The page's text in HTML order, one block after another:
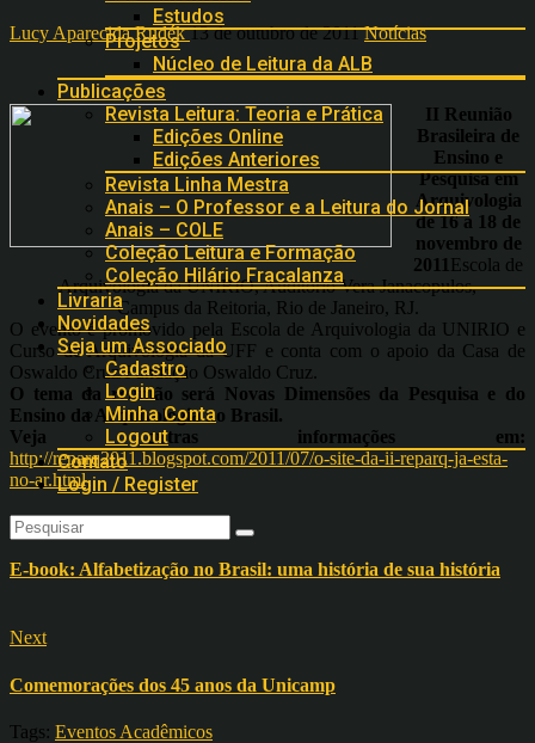
Estudos
Projetos
Núcleo de Leitura da ALB
Publicações
Revista Leitura: Teoria e Prática
Edições Online
Edições Anteriores
Revista Linha Mestra
Anais – O Professor e a Leitura do Jornal
Anais – COLE
Coleção Leitura e Formação
Coleção Hilário Fracalanza
Livraria
Novidades
Seja um Associado
Cadastro
Login
Minha Conta
Logout
Contato
Login / Register
Lucy Aparecida Rudék13 de outubro de 2011 Notícias
II Reunião
Brasileira de
Ensino e
Pesquisa em
Arquivologia
de 16 a 18 de
novembro de
2011 Escola de
Arquivologia da UNIRIO, Auditório Vera Janacopulos,
Campus da Reitoria, Rio de Janeiro, RJ.
O evento é promovido pela Escola de Arquivologia da UNIRIO e
Curso de Arquivologia da UFF e conta com o apoio da Casa de
Oswaldo Cruz/Fundação Oswaldo Cruz.
O tema da reunião será Novas Dimensões da Pesquisa e do
Ensino da Arquivologia no Brasil.
Veja outras informações em:
http://reparq2011.blogspot.com/2011/07/o-site-da-ii-reparq-ja-esta-
no-ar.html
Previous
E-book: Alfabetização no Brasil: uma história de sua história
Next
Comemorações dos 45 anos da Unicamp
Tags: Eventos Acadêmicos